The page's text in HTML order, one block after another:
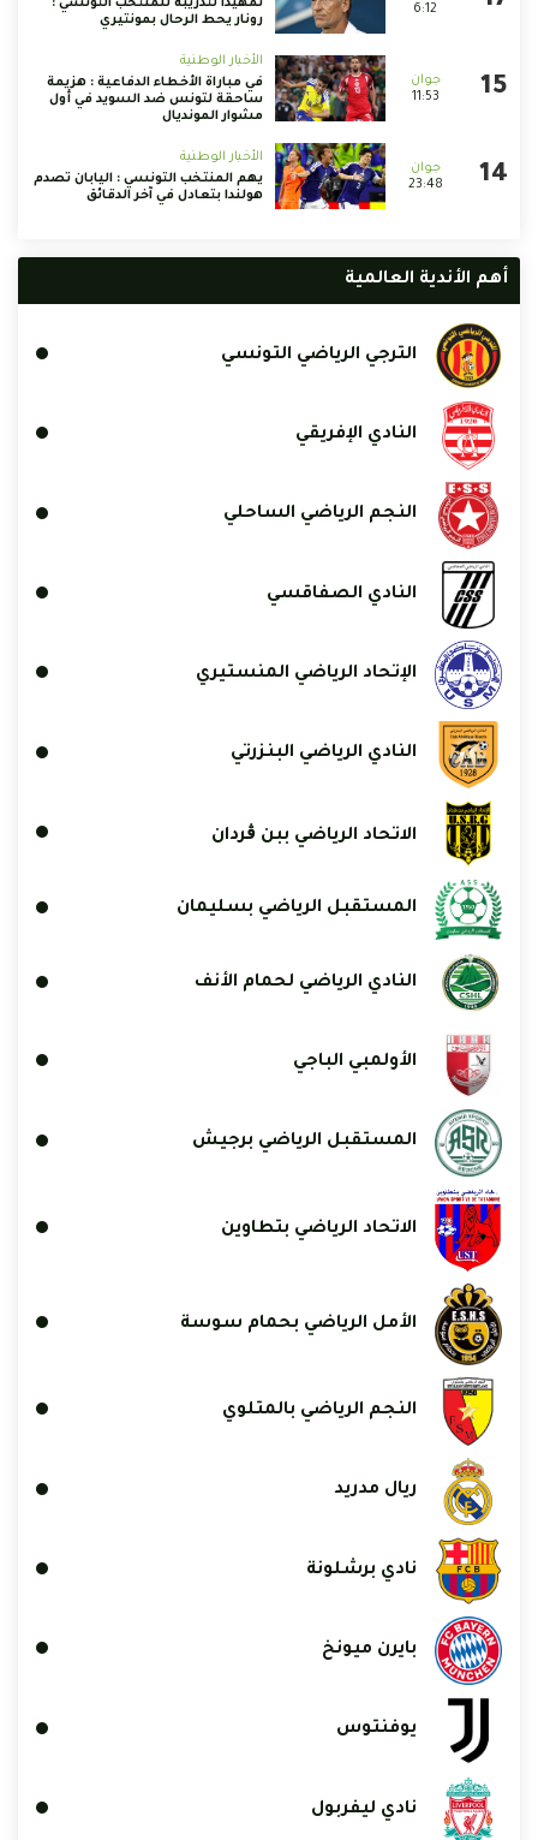
6:12
تمهيداً لتدريبه للمنتخب التونسي :
رونار يحط الرحال بمونتيري
11:53
الأخبار الوطنية
في مباراة الأخطاء الدفاعية : هزيمة
ساحقة لتونس ضد السويد في أول
مشوار المونديال
23:48
الأخبار الوطنية
يهم المنتخب التونسي : اليابان تصدم
هولندا بتعادل في آخر الدقائق
أهم الأندية العالمية
الترجي الرياضي التونسي
النادي الإفريقي
النجم الرياضي الساحلي
النادي الصفاقسي
الإتحاد الرياضي المنستيري
النادي الرياضي البنزرتي
الاتحاد الرياضي ببن ڨردان
المستقبل الرياضي بسليمان
النادي الرياضي لحمام الأنف
الأولمبي الباجي
المستقبل الرياضي برجيش
الاتحاد الرياضي بتطاوين
الأمل الرياضي بحمام سوسة
النجم الرياضي بالمتلوي
ريال مدريد
نادي برشلونة
بايرن ميونخ
يوفنتوس
نادي ليفربول